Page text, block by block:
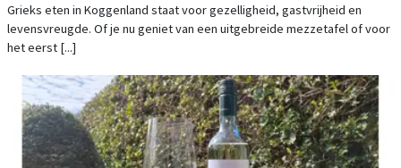
Grieks eten in Koggenland staat voor gezelligheid, gastvrijheid en
levensvreugde. Of je nu geniet van een uitgebreide mezzetafel of voor
het eerst [...]